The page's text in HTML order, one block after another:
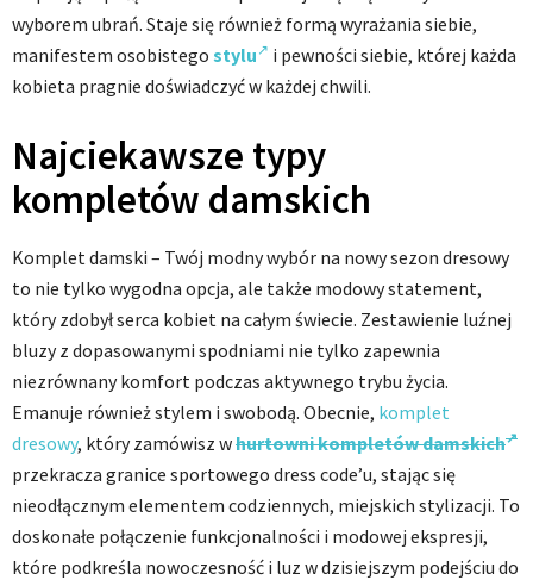
wyborem ubrań. Staje się również formą wyrażania siebie,
manifestem osobistego stylu
i pewności siebie, której każda
kobieta pragnie doświadczyć w każdej chwili.
Najciekawsze typy
kompletów damskich
Komplet damski – Twój modny wybór na nowy sezon dresowy
to nie tylko wygodna opcja, ale także modowy statement,
który zdobył serca kobiet na całym świecie. Zestawienie luźnej
bluzy z dopasowanymi spodniami nie tylko zapewnia
niezrównany komfort podczas aktywnego trybu życia.
Emanuje również stylem i swobodą. Obecnie, komplet
dresowy, który zamówisz whurtowni kompletów damskich
przekracza granice sportowego dress code’u, stając się
nieodłącznym elementem codziennych, miejskich stylizacji. To
doskonałe połączenie funkcjonalności i modowej ekspresji,
które podkreśla nowoczesność i luz w dzisiejszym podejściu do